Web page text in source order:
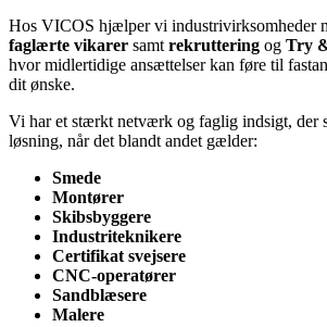
Hos VICOS hjælper vi industrivirksomheder
faglærte vikarer samt rekruttering og Try
hvor midlertidige ansættelser kan føre til
dit ønske.
Vi har et stærkt netværk og faglig indsigt, der
løsning, når det blandt andet gælder:
Smede
Montører
Skibsbyggere
Industriteknikere
Certifikat svejsere
CNC-operatører
Sandblæsere
Malere